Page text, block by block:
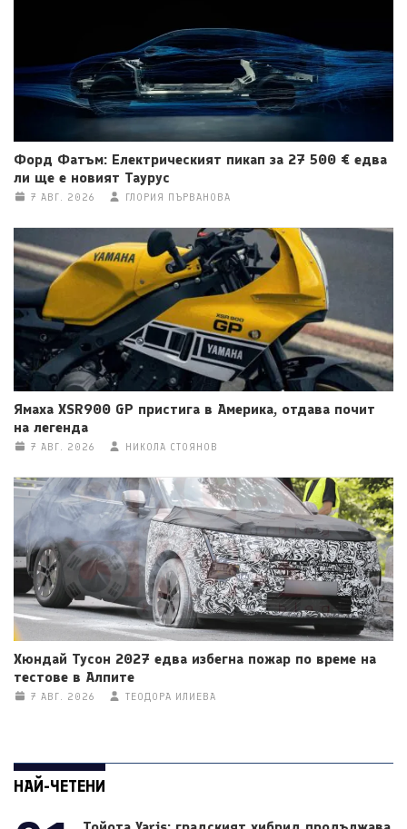
Форд Фатъм: Електрическият пикап за 27 500 € едва
ли ще е новият Таурус
7 АВГ. 2026 ГЛОРИЯ ПЪРВАНОВА
Ямаха XSR900 GP пристига в Америка, отдава почит
на легенда
7 АВГ. 2026 НИКОЛА СТОЯНОВ
Хюндай Тусон 2027 едва избегна пожар по време на
тестове в Алпите
7 АВГ. 2026 ТЕОДОРА ИЛИЕВА
НАЙ-ЧЕТЕНИ